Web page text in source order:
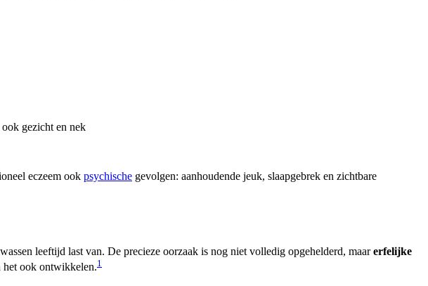
gezicht en nek
eczeem ook psychische gevolgen: aanhoudende jeuk, slaapgebrek en zichtbare
leeftijd last van. De precieze oorzaak is nog niet volledig opgehelderd, maarerfelijke
het ook ontwikkelen.1